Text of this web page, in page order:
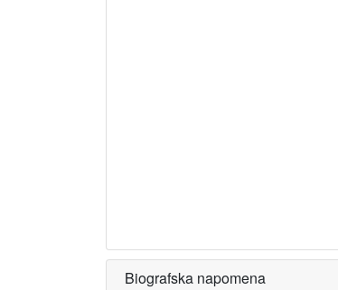
Biografska napomena